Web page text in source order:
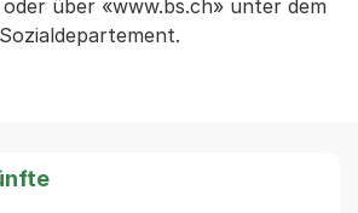
oder über «www.bs.ch» unter dem